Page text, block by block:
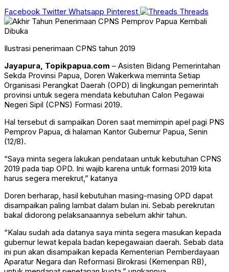
Facebook Twitter Whatsapp Pinterest Threads
Ilustrasi penerimaan CPNS tahun 2019
Jayapura, Topikpapua.com – Asisten Bidang Pemerintahan
Sekda Provinsi Papua, Doren Wakerkwa meminta Setiap
Organisasi Perangkat Daerah (OPD) di lingkungan pemerintah
provinsi untuk segera mendata kebutuhan Calon Pegawai
Negeri Sipil (CPNS) Formasi 2019.
Hal tersebut di sampaikan Doren saat memimpin apel pagi PNS
Pemprov Papua, di halaman Kantor Gubernur Papua, Senin
(12/8).
“Saya minta segera lakukan pendataan untuk kebutuhan CPNS
2019 pada tiap OPD. Ini wajib karena untuk formasi 2019 kita
harus segera merekrut,” katanya
Doren berharap, hasil kebutuhan masing-masing OPD dapat
disampaikan paling lambat dalam bulan ini. Sebab perekrutan
bakal didorong pelaksanaannya sebelum akhir tahun.
“Kalau sudah ada datanya saya minta segera masukan kepada
gubernur lewat kepala badan kepegawaian daerah. Sebab data
ini pun akan disampaikan kepada Kementerian Pemberdayaan
Aparatur Negara dan Reformasi Birokrasi (Kemenpan RB),